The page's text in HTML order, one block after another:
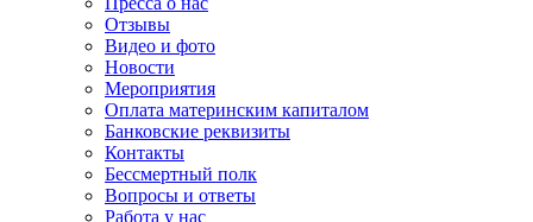
Отзывы
Видео и фото
Новости
Мероприятия
Оплата материнским капиталом
Банковские реквизиты
Контакты
Бессмертный полк
Вопросы и ответы
Работа у нас